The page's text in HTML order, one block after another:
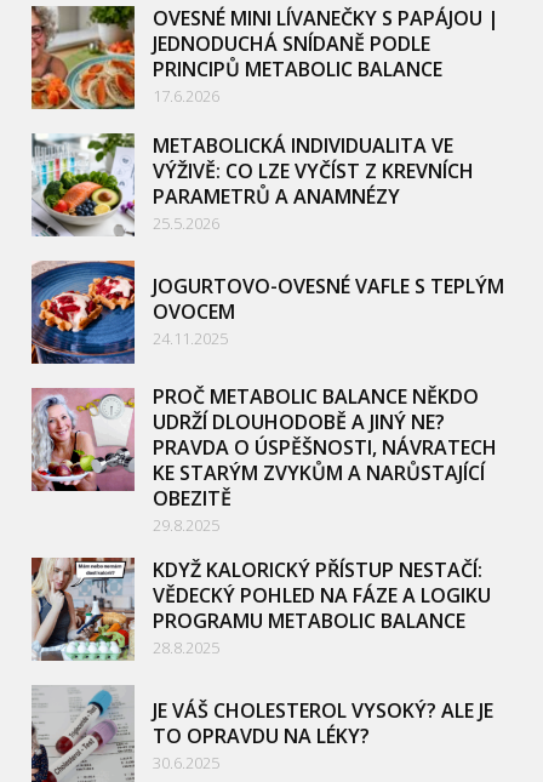
OVESNÉ MINI LÍVANEČKY S PAPÁJOU |
JEDNODUCHÁ SNÍDANĚ PODLE
PRINCIPŮ METABOLIC BALANCE
17.6.2026
METABOLICKÁ INDIVIDUALITA VE
VÝŽIVĚ: CO LZE VYČÍST Z KREVNÍCH
PARAMETRŮ A ANAMNÉZY
25.5.2026
JOGURTOVO-OVESNÉ VAFLE S TEPLÝM
OVOCEM
24.11.2025
PROČ METABOLIC BALANCE NĚKDO
UDRŽÍ DLOUHODOBĚ A JINÝ NE?
PRAVDA O ÚSPĚŠNOSTI, NÁVRATECH
KE STARÝM ZVYKŮM A NARŮSTAJÍCÍ
OBEZITĚ
29.8.2025
KDYŽ KALORICKÝ PŘÍSTUP NESTAČÍ:
VĚDECKÝ POHLED NA FÁZE A LOGIKU
PROGRAMU METABOLIC BALANCE
28.8.2025
JE VÁŠ CHOLESTEROL VYSOKÝ? ALE JE
TO OPRAVDU NA LÉKY?
30.6.2025